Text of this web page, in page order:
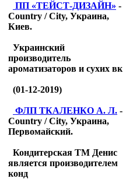
ПП «ТЕЙСТ-ДИЗАЙН» -
Country / City, Украина,
Киев.
Украинский
производитель
ароматизаторов и сухих вк
(01-12-2019)
ФЛП ТКАЛЕНКО А. Л. -
Country / City, Украина,
Первомайский.
Кондитерская ТМ Денис
является производителем
конд